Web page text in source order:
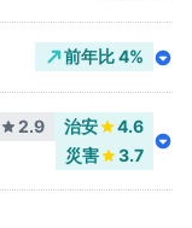
前年比4%
2.9 治安
4.6
災害
3.7